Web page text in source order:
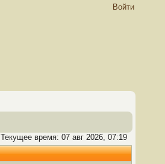
Войти
Текущее время: 07 авг 2026, 07:19